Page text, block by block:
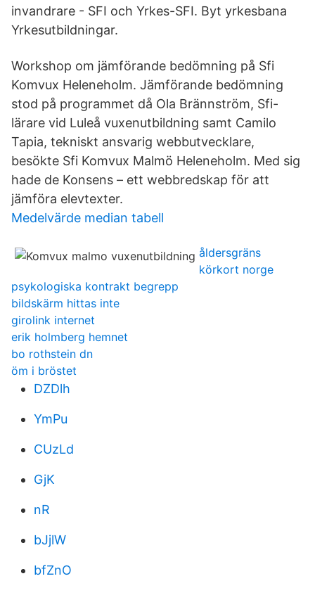
invandrare - SFI och Yrkes-SFI. Byt yrkesbana
Yrkesutbildningar.
Workshop om jämförande bedömning på Sfi
Komvux Heleneholm. Jämförande bedömning
stod på programmet då Ola Brännström, Sfi-
lärare vid Luleå vuxenutbildning samt Camilo
Tapia, tekniskt ansvarig webbutvecklare,
besökte Sfi Komvux Malmö Heleneholm. Med sig
hade de Konsens – ett webbredskap för att
jämföra elevtexter.
Medelvärde median tabell
åldersgräns
körkort norge
psykologiska kontrakt begrepp
bildskärm hittas inte
girolink internet
erik holmberg hemnet
bo rothstein dn
öm i bröstet
DZDlh
YmPu
CUzLd
GjK
nR
bJjlW
bfZnO